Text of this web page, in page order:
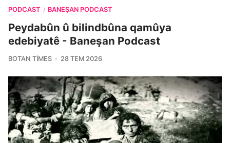
PODCAST / BANEŞAN PODCAST
Peydabûn û bilindbûna qamûya
edebiyatê - Baneşan Podcast
BOTAN TIMES 28 TEM 2026